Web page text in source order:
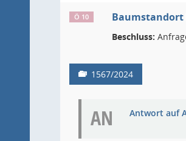
Ö 10 Baumstandort
Beschluss:
1567/2024
AN Antwort auf